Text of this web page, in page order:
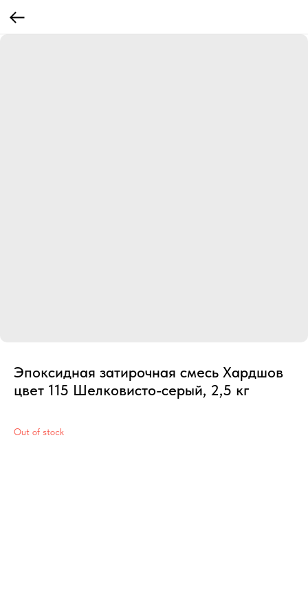
Эпоксидная затирочная смесь Хардшов
цвет 115 Шелковисто-серый, 2,5 кг
Out of stock